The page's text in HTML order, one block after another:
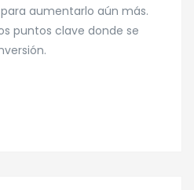
aumentarlo aún más.
puntos clave donde se